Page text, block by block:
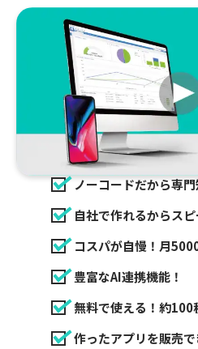
ノーコードだから専門
自社で作れるからスピ
コスパが自慢！月
豊富なAI連携機能！
無料で使える！約100
作ったアプリを販売